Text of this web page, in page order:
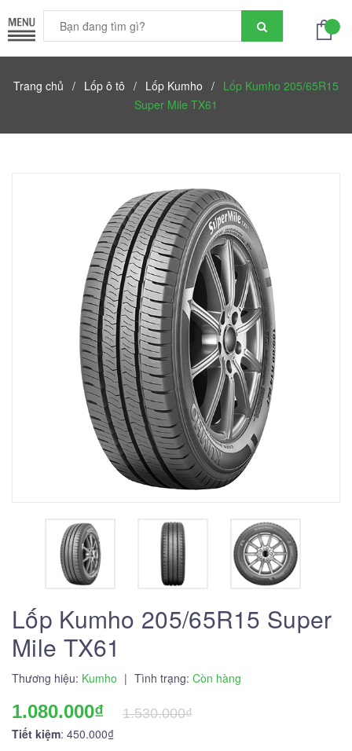
Trang chủ / Lốp ô tô / Lốp Kumho / Lốp Kumho 205/65R15
Super Mile TX61
Lốp Kumho 205/65R15 Super
Mile TX61
Thương hiệu: Kumho | Tình trạng: Còn hàng
1.080.000₫
1.530.000₫
Tiết kiệm: 450.000₫